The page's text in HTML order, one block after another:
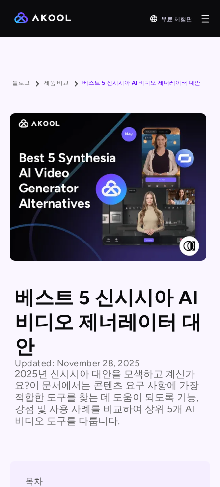
무료 체험판
블로그 제품 비교 베스트 5 신시시아 AI 비디오 제너레이터 대안
베스트 5 신시시아 AI
비디오 제너레이터 대
안
Updated: November 28, 2025
2025년 신시시아 대안을 모색하고 계신가
요?이 문서에서는 콘텐츠 요구 사항에 가장
적합한 도구를 찾는 데 도움이 되도록 기능,
강점 및 사용 사례를 비교하여 상위 5개 AI
비디오 도구를 다룹니다.
목차